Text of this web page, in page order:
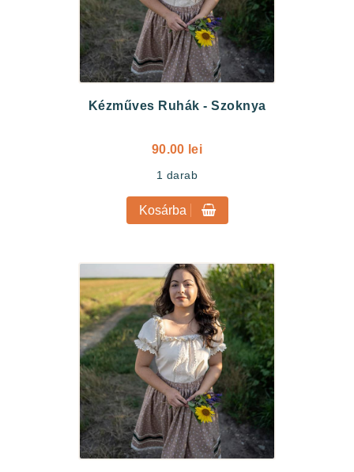
Kézműves Ruhák - Szoknya
90.00 lei
1 darab
Kosárba